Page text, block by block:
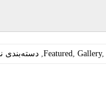
Featured, Gallery,
, دسته‌بندی